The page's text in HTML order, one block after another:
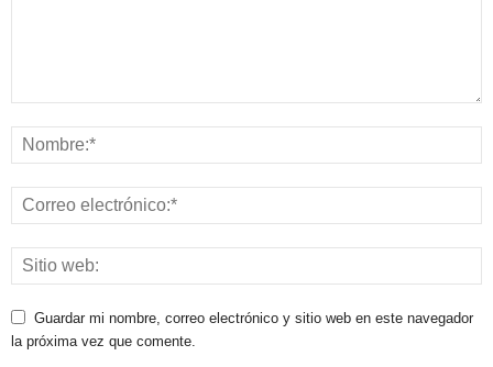
Guardar mi nombre, correo electrónico y sitio web en este navegador
la próxima vez que comente.